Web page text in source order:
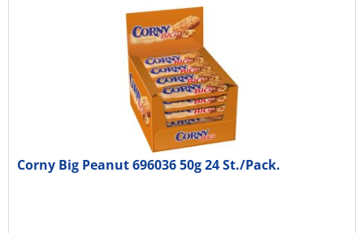
Corny Big Peanut 696036 50g 24 St./Pack.